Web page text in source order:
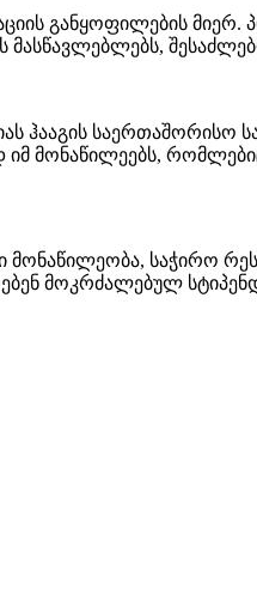
განყოფილების მიერ.
მასწავლებლებს,
ჰააგის საერთაშორისო
იმ მონაწილეებს,
საჭირო
მოკრძალებულ